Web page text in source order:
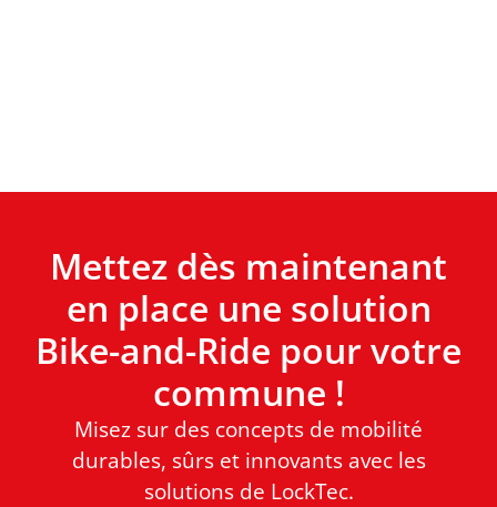
Mettez dès maintenant
en place une solution
Bike-and-Ride pour votre
commune !
Misez sur des concepts de mobilité
durables, sûrs et innovants avec les
solutions de LockTec.